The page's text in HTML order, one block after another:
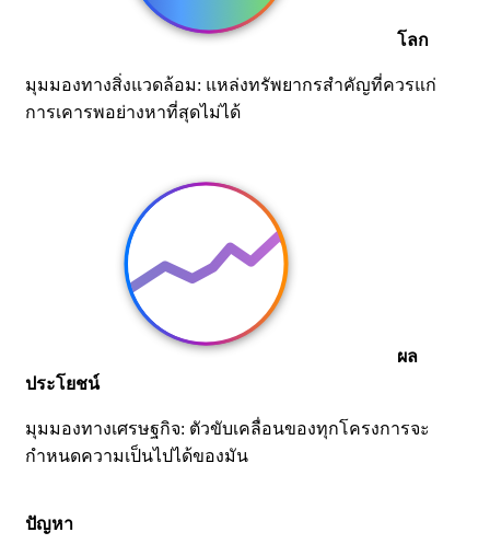
โลก
มุมมองทางสิ่งแวดล้อม: แหล่งทรัพยากรสำคัญที่ควรแก่
การเคารพอย่างหาที่สุดไม่ได้
ผล
ประโยชน์
มุมมองทางเศรษฐกิจ: ตัวขับเคลื่อนของทุกโครงการจะ
กำหนดความเป็นไปได้ของมัน
ปัญหา